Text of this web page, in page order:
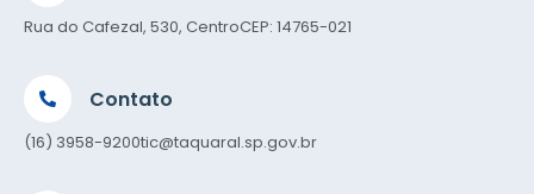
Rua do Cafezal, 530, CentroCEP: 14765-021
Contato
(16) 3958-9200tic@taquaral.sp.gov.br